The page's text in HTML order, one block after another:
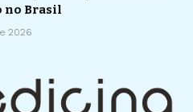
no Brasil
2026